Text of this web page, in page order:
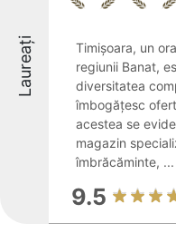
Laureați
Timișoara, un
regiunii Banat,
diversitatea
îmbogățesc
acestea se
magazin
îmbrăcăminte, ...
9.5